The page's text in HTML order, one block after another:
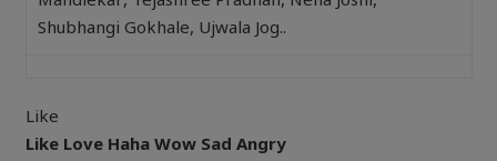
Shubhangi Gokhale, Ujwala Jog..
Like
Like Love Haha Wow Sad Angry